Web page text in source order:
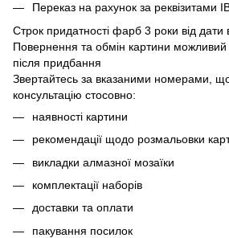
Переказ на рахунок за реквізитами
Строк придатності фарб 3 роки від дати
Повернення та обмін картини можливий
після придбання
Звертайтесь за вказаними номерами,
консультацію стосовно:
наявності картини
рекомендації щодо розмальовки
викладки алмазної мозаїки
комплектації наборів
доставки та оплати
пакування посилок